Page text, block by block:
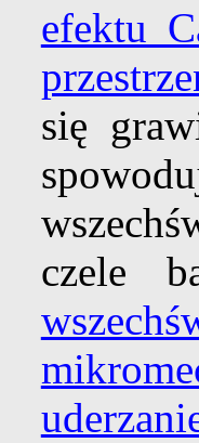
efektu
się
czele